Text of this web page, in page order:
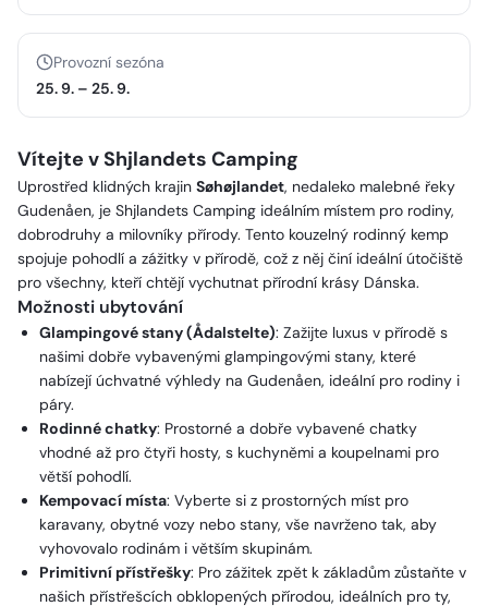
Provozní sezóna
25. 9. – 25. 9.
Vítejte v Shjlandets Camping
Uprostřed klidných krajin Søhøjlandet, nedaleko malebné řeky
Gudenåen, je Shjlandets Camping ideálním místem pro rodiny,
dobrodruhy a milovníky přírody. Tento kouzelný rodinný kemp
spojuje pohodlí a zážitky v přírodě, což z něj činí ideální útočiště
pro všechny, kteří chtějí vychutnat přírodní krásy Dánska.
Možnosti ubytování
Glampingové stany (Ådalstelte): Zažijte luxus v přírodě s
našimi dobře vybavenými glampingovými stany, které
nabízejí úchvatné výhledy na Gudenåen, ideální pro rodiny i
páry.
Rodinné chatky: Prostorné a dobře vybavené chatky
vhodné až pro čtyři hosty, s kuchyněmi a koupelnami pro
větší pohodlí.
Kempovací místa: Vyberte si z prostorných míst pro
karavany, obytné vozy nebo stany, vše navrženo tak, aby
vyhovovalo rodinám i větším skupinám.
Primitivní přístřešky: Pro zážitek zpět k základům zůstaňte v
našich přístřešcích obklopených přírodou, ideálních pro ty,